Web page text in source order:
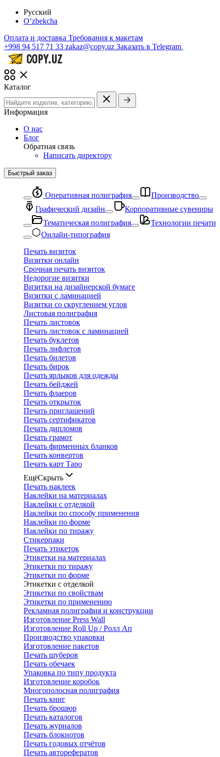
Русский
O‘zbekcha
Оплата и доставка Требования к макетам
+998 94 517 71 33 zakaz@copy.uz Заказать в Telegram
Каталог
Информация
О нас
Блог
Обратная связь
Написать директору
Быстрый заказ
Оперативная полиграфия
Производство
Графический дизайн
Корпоративные сувениры
Тематическая полиграфия
Технологии печати
Онлайн-типография
Печать визиток
Визитки онлайн
Срочная печать визиток
Недорогие визитки
Визитки на дизайнерской бумаге
Визитки с ламинацией
Визитки со скруглением углов
Листовая полиграфия
Печать листовок
Печать листовок с ламинацией
Печать буклетов
Печать лифлетов
Печать билетов
Печать бирок
Печать ярлыков для одежды
Печать бейджей
Печать флаеров
Печать открыток
Печать приглашений
Печать сертификатов
Печать дипломов
Печать грамот
Печать фирменных бланков
Печать конвертов
Печать карт Таро
ЕщёСкрыть
Печать наклеек
Наклейки на материалах
Наклейки с отделкой
Наклейки по способу применения
Наклейки по форме
Наклейки по тиражу
Стикерпаки
Печать этикеток
Этикетки на материалах
Этикетки по тиражу
Этикетки по форме
Этикетки с отделкой
Этикетки по свойствам
Этикетки по применению
Рекламная полиграфия и конструкции
Изготовление Press Wall
Изготовление Roll Up / Ролл Ап
Производство упаковки
Изготовление пакетов
Печать шуберов
Печать обечаек
Упаковка по типу продукта
Изготовление коробок
Многополосная полиграфия
Печать книг
Печать брошюр
Печать каталогов
Печать журналов
Печать блокнотов
Печать годовых отчётов
Печать авторефератов